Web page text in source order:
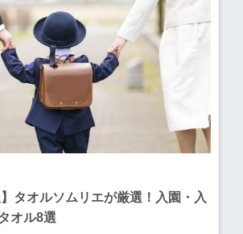
】タオルソムリエが厳選！入園・入
オル8選